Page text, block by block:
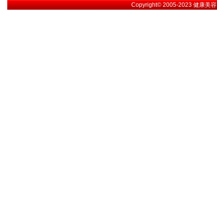
Copyright© 2005-2023健康美